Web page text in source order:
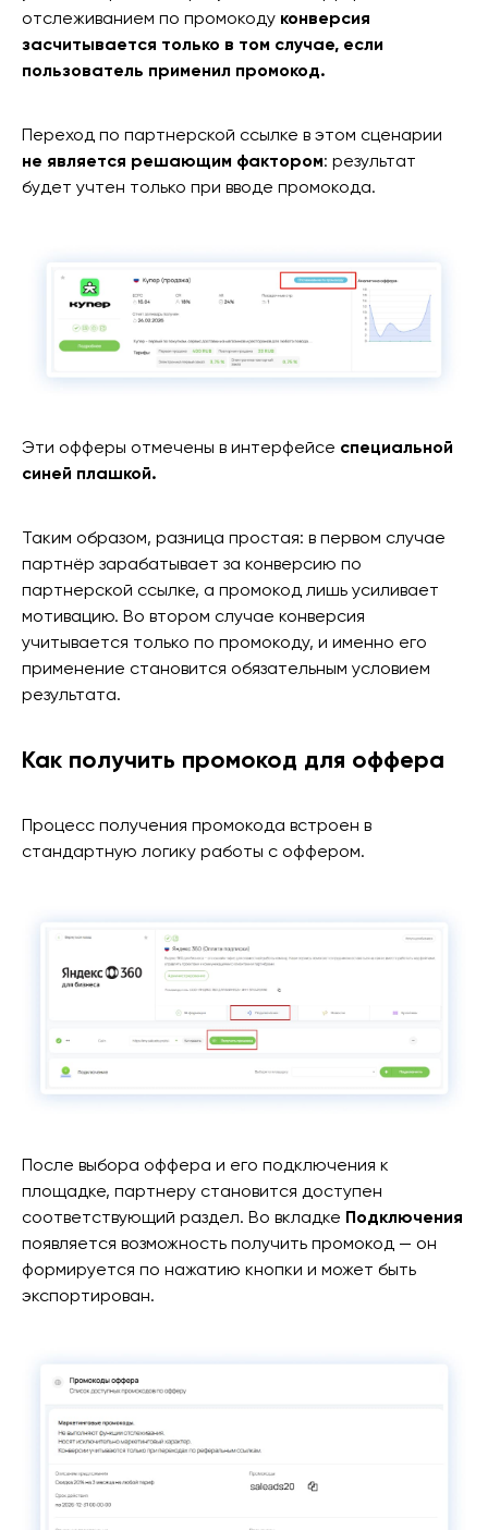
отслеживанием по промокоду конверсия
засчитывается только в том случае, если
пользователь применил промокод.
Переход по партнерской ссылке в этом сценарии
не является решающим фактором: результат
будет учтен только при вводе промокода.
Эти офферы отмечены в интерфейсе специальной
синей плашкой.
Таким образом, разница простая: в первом случае
партнёр зарабатывает за конверсию по
партнерской ссылке, а промокод лишь усиливает
мотивацию. Во втором случае конверсия
учитывается только по промокоду, и именно его
применение становится обязательным условием
результата.
Как получить промокод для оффера
Процесс получения промокода встроен в
стандартную логику работы с оффером.
После выбора оффера и его подключения к
площадке, партнеру становится доступен
соответствующий раздел. Во вкладке Подключения
появляется возможность получить промокод — он
формируется по нажатию кнопки и может быть
экспортирован.